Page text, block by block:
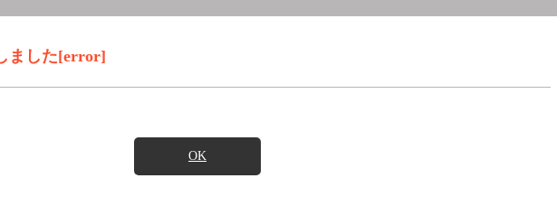
ました[error]
OK